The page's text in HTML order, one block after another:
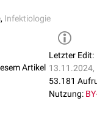
, Infektiologie
Artikel
Letzter Edit:
13.11.2024,
53.181
Nutzung: